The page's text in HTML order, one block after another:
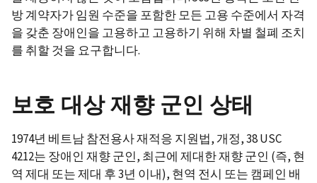
방 계약자가 임원 수준을 포함한 모든 고용 수준에서 자격
을 갖춘 장애인을 고용하고 고용하기 위해 차별 철폐 조치
를 취할 것을 요구합니다.
보호 대상 재향 군인 상태
1974년 베트남 참전용사 재적응 지원법, 개정, 38 USC
4212는 장애인 재향 군인, 최근에 제대한 재향 군인 (즉, 현
역 제대 또는 제대 후 3년 이내), 현역 전시 또는 캠페인 배